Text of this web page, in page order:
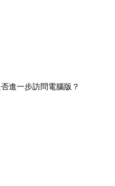
進一步訪問電腦版？